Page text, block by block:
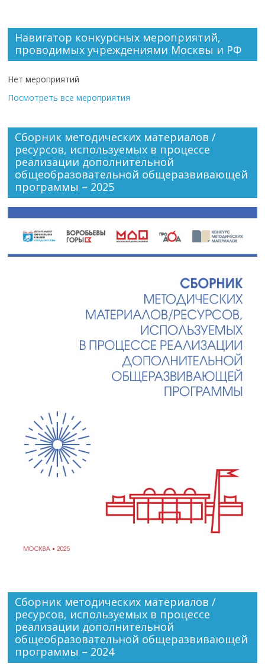
Навигатор конкурсных мероприятий,
проводимых учреждениями Москвы и РФ
Нет мероприятий
Посмотреть все мероприятия
Сборник методических материалов /
ресурсов, используемых в процессе
реализации дополнительной
общеобразовательной общеразвивающей
программы – 2025
Сборник методических материалов /
ресурсов, используемых в процессе
реализации дополнительной
общеобразовательной общеразвивающей
программы – 2024